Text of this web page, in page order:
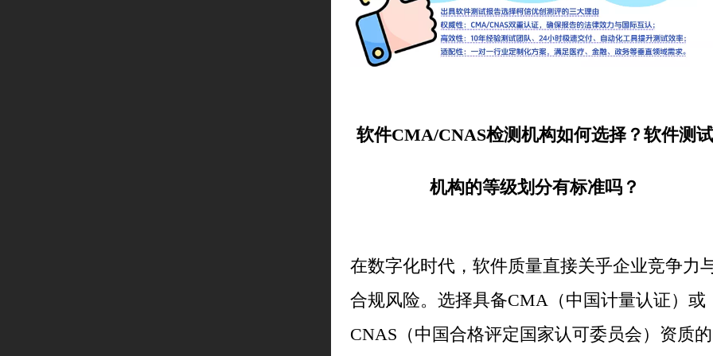
软件CMA/CNAS检测机构如何选择？软件测试
机构的等级划分有标准吗？
在数字化时代，软件质量直接关乎企业竞争力
合规风险。选择具备CMA（中国计量认证）或
CNAS（中国合格评定国家认可委员会）资质的